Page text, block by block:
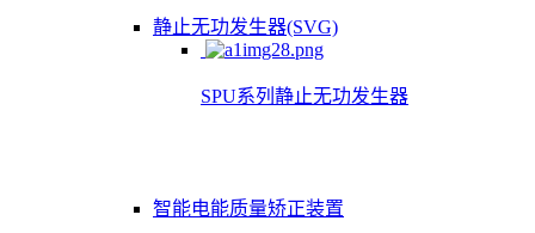
静止无功发生器(SVG)
SPU系列静止无功发生器
智能电能质量矫正装置